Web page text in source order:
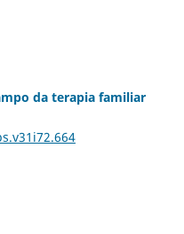
da terapia familiar